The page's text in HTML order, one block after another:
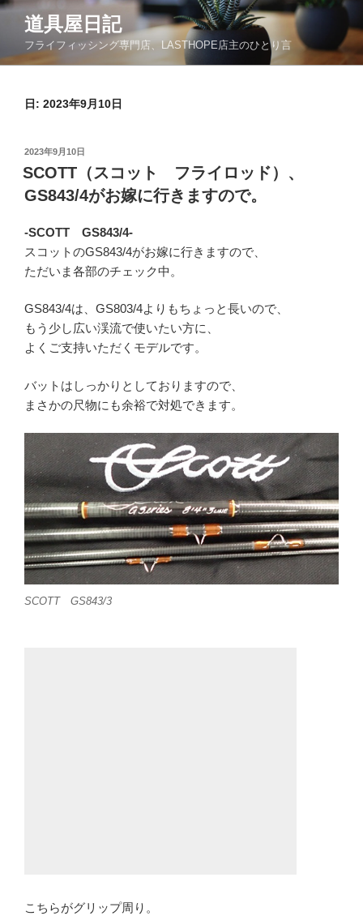
コ
ン
道具屋日記
フライフィッシング専門店、LASTHOPE店主のひとり言
日: 2023年9月10日
投
稿
日:
2023年9月10日
SCOTT（スコット フライロッド）、
GS843/4がお嫁に行きますので。
-SCOTT GS843/4-
スコットのGS843/4がお嫁に行きますので、
ただいま各部のチェック中。
GS843/4は、GS803/4よりもちょっと長いので、
もう少し広い渓流で使いたい方に、
よくご支持いただくモデルです。
バットはしっかりとしておりますので、
まさかの尺物にも余裕で対処できます。
SCOTT GS843/3
こちらがグリップ周り。